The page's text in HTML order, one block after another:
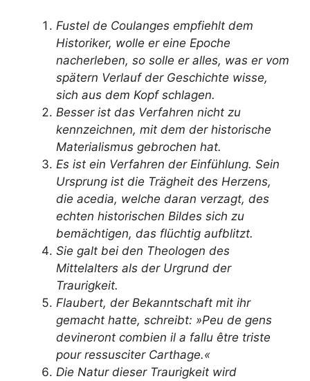
Fustel de Coulanges empfiehlt dem
Historiker, wolle er eine Epoche
nacherleben, so solle er alles, was er vom
spätern Verlauf der Geschichte wisse,
sich aus dem Kopf schlagen.
Besser ist das Verfahren nicht zu
kennzeichnen, mit dem der historische
Materialismus gebrochen hat.
Es ist ein Verfahren der Einfühlung. Sein
Ursprung ist die Trägheit des Herzens,
die acedia, welche daran verzagt, des
echten historischen Bildes sich zu
bemächtigen, das flüchtig aufblitzt.
Sie galt bei den Theologen des
Mittelalters als der Urgrund der
Traurigkeit.
Flaubert, der Bekanntschaft mit ihr
gemacht hatte, schreibt: »Peu de gens
devineront combien il a fallu être triste
pour ressusciter Carthage.«
Die Natur dieser Traurigkeit wird